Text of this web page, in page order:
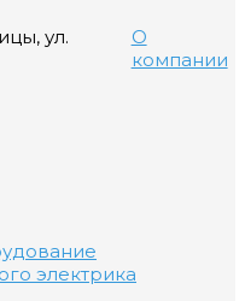
ул.
О
компании
электрика